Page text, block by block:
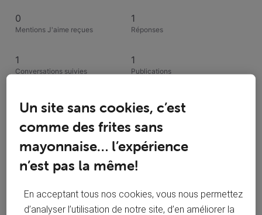
0
Mentions J'aime reçues
1
Réponses
1
Conversations suivies
1
Publications
0
Solutions acceptées
Activités de Wasnaire
Selected
Un site sans cookies, c’est
comme des frites sans
mayonnaise… l’expérience
n’est pas la même!
En acceptant tous nos cookies, vous nous permettez
d’analyser l’utilisation de notre site, d’en améliorer la